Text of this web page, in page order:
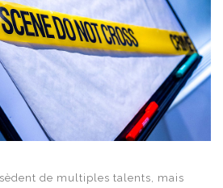
de multiples talents, mais